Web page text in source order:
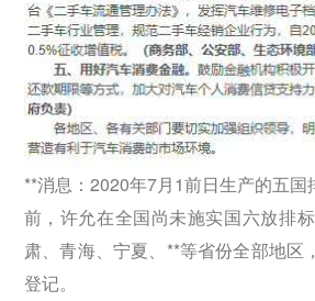
**消息：2020年7月1前日‬‬生产的五
前，许允‬‬在全国尚未施实‬‬国六放排‬‬
肃、青海、宁夏、**等省份全部地
登记。